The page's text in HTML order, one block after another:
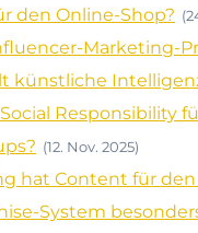
den Online-Shop?
Marketing-
künstliche
Responsibility
(12. Nov. 2025)
hat Content für
System